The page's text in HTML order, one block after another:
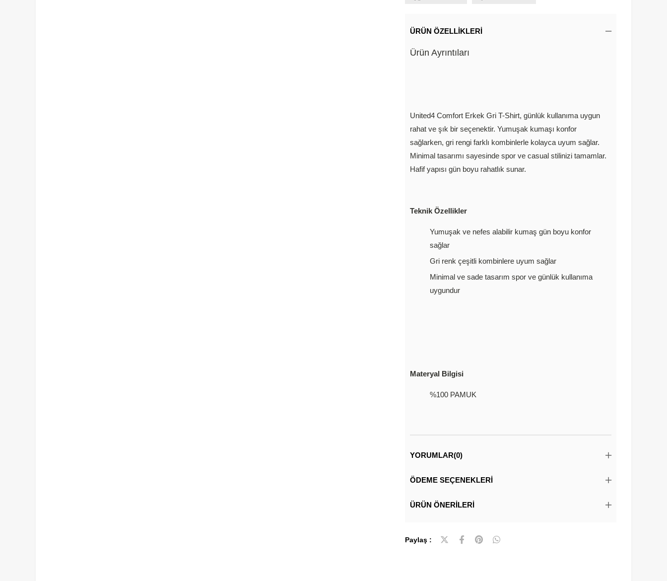
ÜRÜN ÖZELLIKLERI
Ürün Ayrıntıları
United4 Comfort Erkek Gri T-Shirt, günlük kullanıma uygun
rahat ve şık bir seçenektir. Yumuşak kumaşı konfor
sağlarken, gri rengi farklı kombinlerle kolayca uyum sağlar.
Minimal tasarımı sayesinde spor ve casual stilinizi tamamlar.
Hafif yapısı gün boyu rahatlık sunar.
Teknik Özellikler
Yumuşak ve nefes alabilir kumaş gün boyu konfor
sağlar
Gri renk çeşitli kombinlere uyum sağlar
Minimal ve sade tasarım spor ve günlük kullanıma
uygundur
Materyal Bilgisi
%100 PAMUK
YORUMLAR(0)
ÖDEME SEÇENEKLERI
ÜRÜN ÖNERILERI
Paylaş :